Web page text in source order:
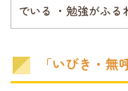
でいる ・勉強がふる
「いびき・